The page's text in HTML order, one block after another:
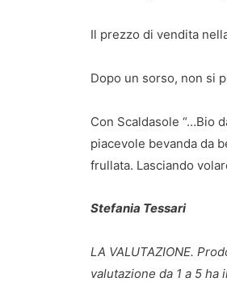
Il prezzo di vendita
Dopo un sorso, non si
Con Scaldasole “…Bio
piacevole bevanda da
frullata. Lasciando
Stefania Tessari
LA VALUTAZIONE.
valutazione da 1 a 5